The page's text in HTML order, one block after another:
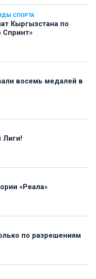
СПОРТА
Кыргызстана по
Спринт»
восемь медалей в
Лиги!
«Реала»
по разрешениям